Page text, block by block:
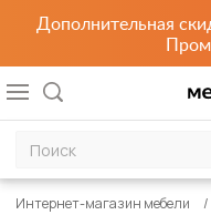
Дополнительная
Интернет-магазин мебели